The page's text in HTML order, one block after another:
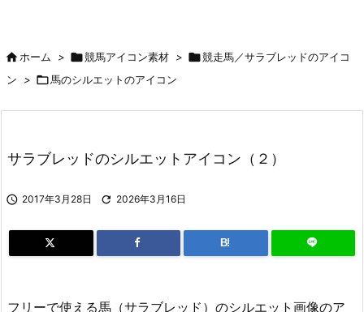
ホーム > 競馬アイコン素材 > 競走馬／サラブレッドのアイコ
ン
> 馬のシルエットのアイコン
サラブレッドのシルエットアイコン（２）
 2017年3月28日  2026年3月16日
B!
フリーで使える馬（サラブレッド）のシルエット画像のア